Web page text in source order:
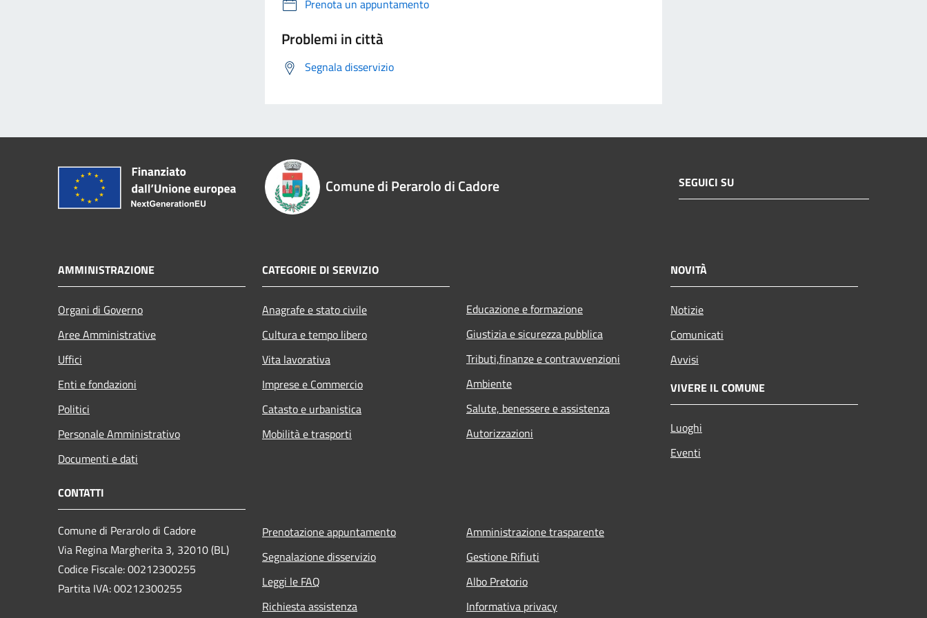
Prenota un appuntamento
Problemi in città
Segnala disservizio
Comune di Perarolo di Cadore SEGUICI SU
AMMINISTRAZIONE
Organi di Governo
Aree Amministrative
Uffici
Enti e fondazioni
Politici
Personale Amministrativo
Documenti e dati
CATEGORIE DI SERVIZIO
Anagrafe e stato civile
Cultura e tempo libero
Vita lavorativa
Imprese e Commercio
Catasto e urbanistica
Mobilità e trasporti
Educazione e formazione
Giustizia e sicurezza pubblica
Tributi,finanze e contravvenzioni
Ambiente
Salute, benessere e assistenza
Autorizzazioni
NOVITÀ
Notizie
Comunicati
Avvisi
VIVERE IL COMUNE
Luoghi
Eventi
CONTATTI
Comune di Perarolo di Cadore
Via Regina Margherita 3, 32010 (BL)
Codice Fiscale: 00212300255
Partita IVA: 00212300255
Prenotazione appuntamento
Segnalazione disservizio
Leggi le FAQ
Richiesta assistenza
Amministrazione trasparente
Gestione Rifiuti
Albo Pretorio
Informativa privacy